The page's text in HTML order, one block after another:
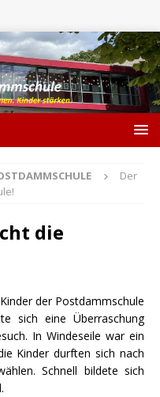
Der
die
der Postdammschule
sich eine Überraschung
In Windeseile war ein
Kinder durften sich nach
Schnell bildete sich